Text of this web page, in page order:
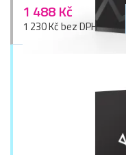
1 488 Kč
1 230 Kč bez DPH